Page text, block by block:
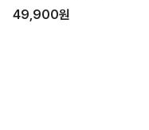
49,900원